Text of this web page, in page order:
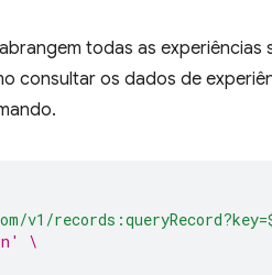
todas as experiências
consultar os dados de
\